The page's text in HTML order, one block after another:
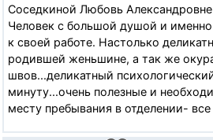
Соседкиной Любовь
Человек с большой душой и
к своей работе. Настолько
родившей женьшине, а так же
швов...деликатный
минуту...очень полезные и
месту пребывания в отделении-